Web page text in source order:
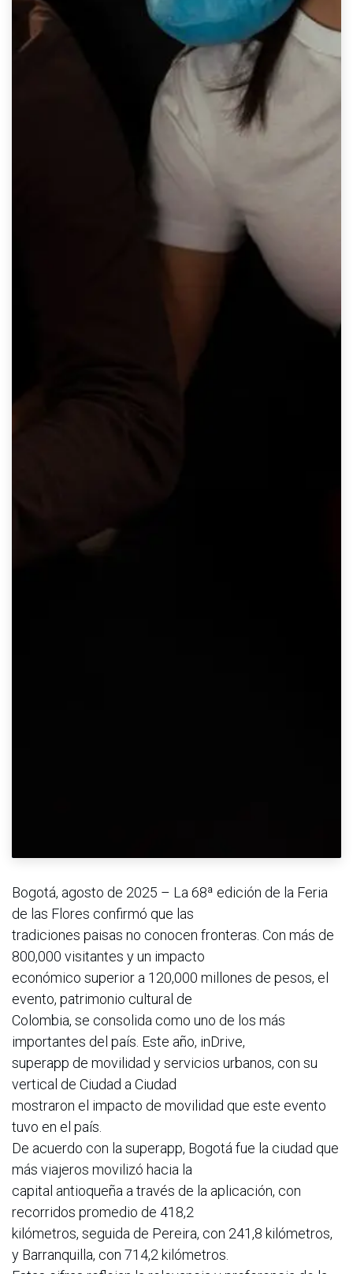
Bogotá, agosto de 2025 – La 68ª edición de la Feria
de las Flores confirmó que las
tradiciones paisas no conocen fronteras. Con más de
800,000 visitantes y un impacto
económico superior a 120,000 millones de pesos, el
evento, patrimonio cultural de
Colombia, se consolida como uno de los más
importantes del país. Este año, inDrive,
superapp de movilidad y servicios urbanos, con su
vertical de Ciudad a Ciudad
mostraron el impacto de movilidad que este evento
tuvo en el país.
De acuerdo con la superapp, Bogotá fue la ciudad que
más viajeros movilizó hacia la
capital antioqueña a través de la aplicación, con
recorridos promedio de 418,2
kilómetros, seguida de Pereira, con 241,8 kilómetros,
y Barranquilla, con 714,2 kilómetros.